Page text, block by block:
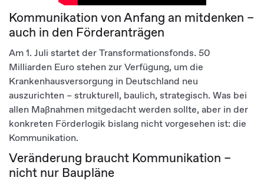
Kommunikation von Anfang an mitdenken –
auch in den Förderanträgen
Am 1. Juli startet der Transformationsfonds. 50
Milliarden Euro stehen zur Verfügung, um die
Krankenhausversorgung in Deutschland neu
auszurichten – strukturell, baulich, strategisch. Was bei
allen Maßnahmen mitgedacht werden sollte, aber in der
konkreten Förderlogik bislang nicht vorgesehen ist: die
Kommunikation.
Veränderung braucht Kommunikation –
nicht nur Baupläne